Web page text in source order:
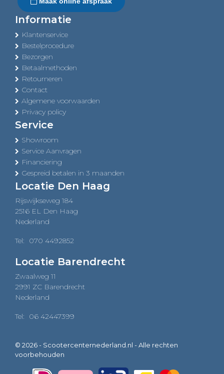
Informatie
Klantenservice
Bestelprocedure
Bezorgen
Betaalmethoden
Retourneren
Contact
Algemene voorwaarden
Privacy policy
Service
Showroom
Service Aanvragen
Financiering
Gespreid betalen in 3 maanden
Locatie Den Haag
Rijswijkseweg 184
2516 EL Den Haag
Nederland
Tel: 070 4492852
Locatie Barendrecht
Zwaalweg 11
2991 ZC Barendrecht
Nederland
Tel: 06 42447399
© 2026 - Scootercenternederland.nl - Alle rechten
voorbehouden